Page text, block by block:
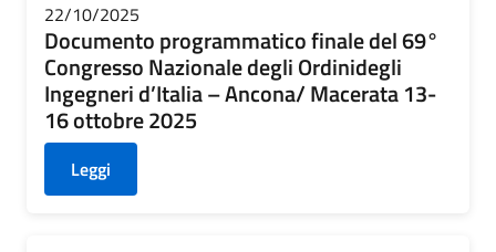
22/10/2025
Documento programmatico finale del 69°
Congresso Nazionale degli Ordinidegli
Ingegneri d’Italia – Ancona/ Macerata 13-
16 ottobre 2025
Leggi